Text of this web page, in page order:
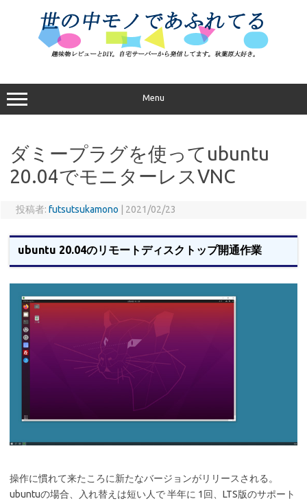
プ
Menu
ダミープラグを使ってubuntu
20.04でモニターレスVNC
投稿者: futsutsukamono 2021/02/23
ubuntu 20.04のリモートディスクトップ開通作業
操作に慣れて来たころに新たなバージョンがリリースされる。
ubuntuの場合、入れ替えは短い人で 半年に 1回、LTS版のサポート